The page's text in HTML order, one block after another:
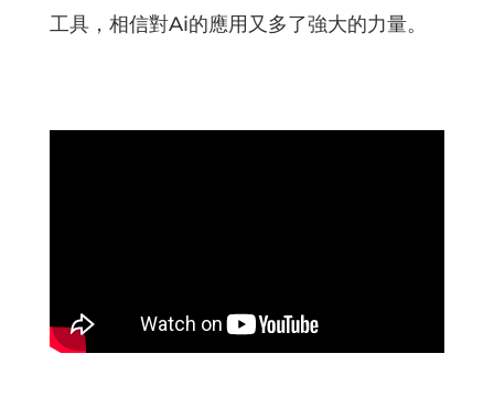
工具，相信對Ai的應用又多了強大的力量。